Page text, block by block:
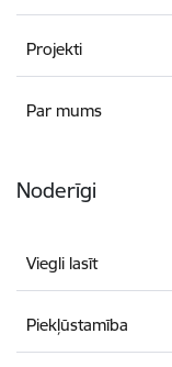
Projekti
Par mums
Noderīgi
Viegli lasīt
Piekļūstamība